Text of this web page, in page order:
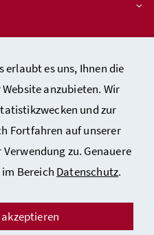
erlaubt es uns, Ihnen die
anzubieten. Wir
und zur
Fortfahren auf unserer
zu. Genauere
Bereich Datenschutz.